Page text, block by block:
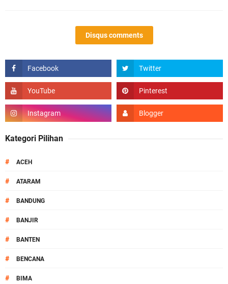
Disqus comments
Kategori Pilihan
# ACEH
# ATARAM
# BANDUNG
# BANJIR
# BANTEN
# BENCANA
# BIMA